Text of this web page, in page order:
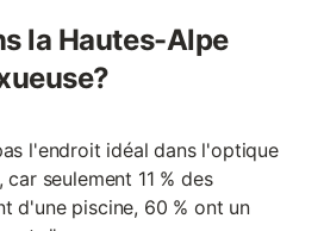
la Hautes-Alpe
l'endroit idéal dans l'optique
seulement 11 % des
d'une piscine, 60 % ont un